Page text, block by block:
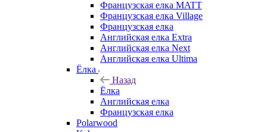
Французская елка MATT
Французская елка Village
Французская елка
Английская елка Extra
Английская елка Next
Английская елка Ultima
Ёлка
Назад
Ёлка
Английская елка
Французская елка
Polarwood